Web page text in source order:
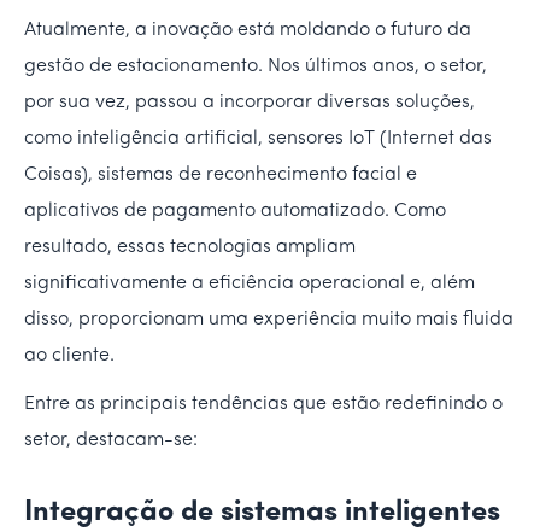
Atualmente, a inovação está moldando o futuro da
gestão de estacionamento. Nos últimos anos, o setor,
por sua vez, passou a incorporar diversas soluções,
como inteligência artificial, sensores IoT (Internet das
Coisas), sistemas de reconhecimento facial e
aplicativos de pagamento automatizado. Como
resultado, essas tecnologias ampliam
significativamente a eficiência operacional e, além
disso, proporcionam uma experiência muito mais fluida
ao cliente.
Entre as principais tendências que estão redefinindo o
setor, destacam-se:
Integração de sistemas inteligentes